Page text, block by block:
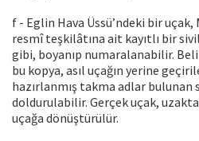
f - Eglin Hava Üssü’ndeki bir
resmî teşkilâtına ait kayıtlı bir
gibi, boyanıp numaralanabilir.
bu kopya, asıl uçağın yerine
hazırlanmış takma adlar
doldurulabilir. Gerçek uçak,
uçağa dönüştürülür.